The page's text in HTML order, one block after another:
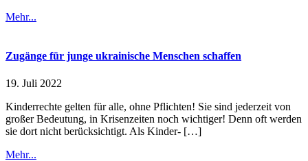
Mehr...
Zugänge für junge ukrainische Menschen schaffen
19. Juli 2022
Kinderrechte gelten für alle, ohne Pflichten! Sie sind jederzeit von
großer Bedeutung, in Krisenzeiten noch wichtiger! Denn oft werden
sie dort nicht berücksichtigt. Als Kinder- […]
Mehr...